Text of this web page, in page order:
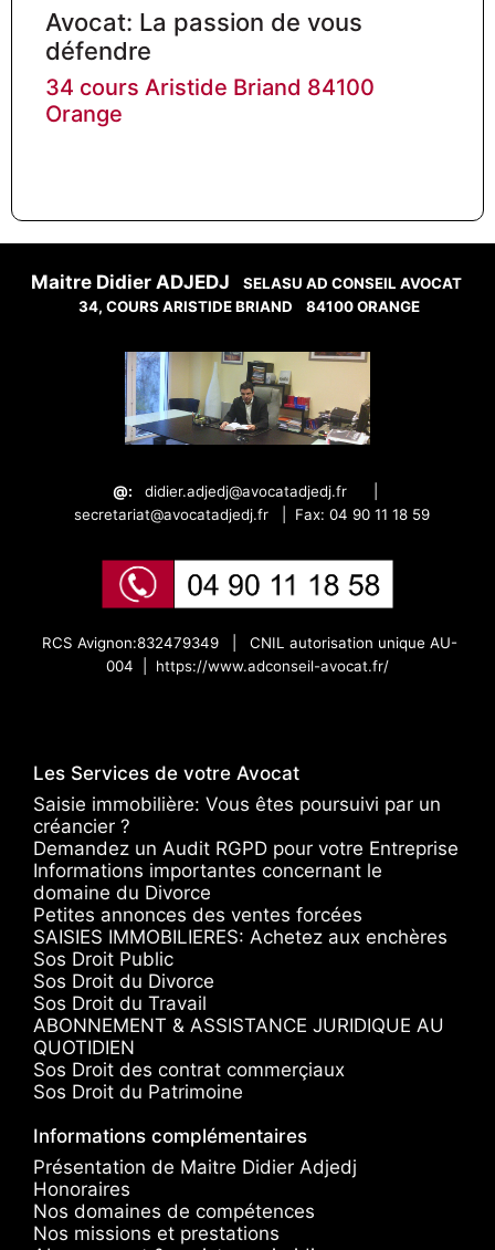
Avocat: La passion de vous
défendre
34 cours Aristide Briand 84100
Orange
Maitre Didier ADJEDJ
SELASU AD CONSEIL AVOCAT
34, COURS ARISTIDE BRIAND
84100 ORANGE
@: didier.adjedj@avocatadjedj.fr
secretariat@avocatadjedj.fr
Fax: 04 90 11 18 59
RCS Avignon:832479349 | CNIL autorisation unique AU-
004 | https://www.adconseil-avocat.fr/
Les Services de votre Avocat
Saisie immobilière: Vous êtes poursuivi par un
créancier ?
Demandez un Audit RGPD pour votre Entreprise
Informations importantes concernant le
domaine du Divorce
Petites annonces des ventes forcées
SAISIES IMMOBILIERES: Achetez aux enchères
Sos Droit Public
Sos Droit du Divorce
Sos Droit du Travail
ABONNEMENT & ASSISTANCE JURIDIQUE AU
QUOTIDIEN
Sos Droit des contrat commerçiaux
Sos Droit du Patrimoine
Informations complémentaires
Présentation de Maitre Didier Adjedj
Honoraires
Nos domaines de compétences
Nos missions et prestations